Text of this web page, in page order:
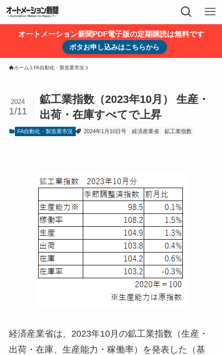
オートメーション新聞PDF電子版の定期購読は無料です
ボタお申し込みはこちらから
ホーム FA自動化・製造業市況
鉱工業指数（2023年10月） 生産・
出荷・在庫すべてで上昇
2024
1/11
FA自動化・製造業市況 2024年1月10日号 経済産業省 鉱工業指数
経済産業省は、2023年10月の鉱工業指数（生産・
出荷・在庫、生産能力・稼働率）を発表した（基